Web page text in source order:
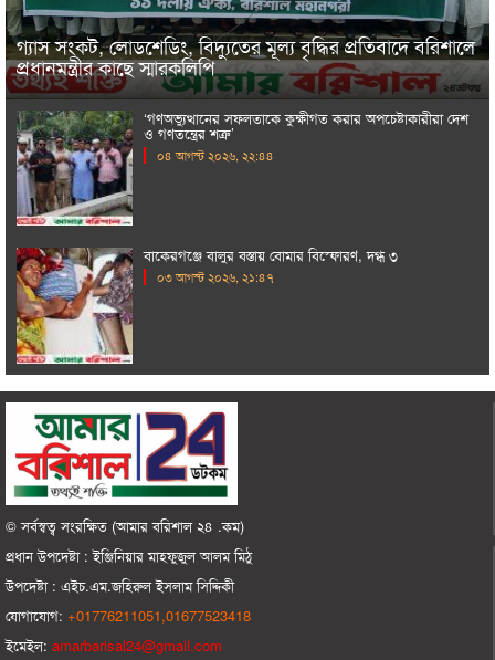
গ্যাস সংকট, লোডশেডিং, বিদ্যুতের মূল্য বৃদ্ধির প্রতিবাদে বরিশালে
প্রধানমন্ত্রীর কাছে স্মারকলিপি
‘গণঅভ্যুত্থানের সফলতাকে কুক্ষীগত করার অপচেষ্টাকারীরা দেশ
ও গণতন্ত্রের শত্রু’
০৪ আগস্ট ২০২৬, ২২:৪৪
বাকেরগঞ্জে বালুর বস্তায় বোমার বিস্ফোরণ, দগ্ধ ৩
০৩ আগস্ট ২০২৬, ২১:৪৭
© সর্বস্বত্ব সংরক্ষিত (আমার বরিশাল ২৪ .কম)
প্রধান ‍উপদেষ্টা : ‍ইঞ্জিনিয়ার মাহফুজুল আলম মিঠু
উপদেষ্টা : এইচ.এম.জহিরুল ইসলাম সিদ্দিকী
যোগাযোগ: +01776211051,01677523418
ইমেইল: amarbarisal24@gmail.com